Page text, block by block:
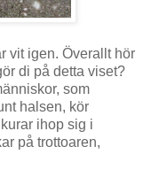
vit igen. Överallt hör
di på detta viset?
som
halsen, kör
ihop sig i
på trottoaren,